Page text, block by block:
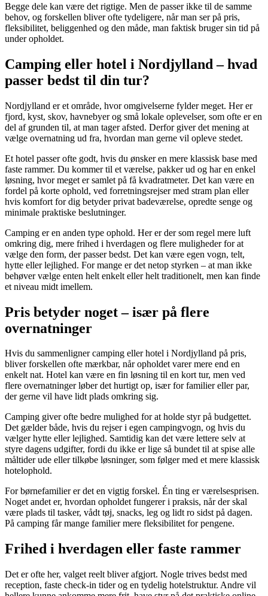
Begge dele kan være det rigtige. Men de passer ikke til de samme
behov, og forskellen bliver ofte tydeligere, når man ser på pris,
fleksibilitet, beliggenhed og den måde, man faktisk bruger sin tid på
under opholdet.
Camping eller hotel i Nordjylland – hvad
passer bedst til din tur?
Nordjylland er et område, hvor omgivelserne fylder meget. Her er
fjord, kyst, skov, havnebyer og små lokale oplevelser, som ofte er en
del af grunden til, at man tager afsted. Derfor giver det mening at
vælge overnatning ud fra, hvordan man gerne vil opleve stedet.
Et hotel passer ofte godt, hvis du ønsker en mere klassisk base med
faste rammer. Du kommer til et værelse, pakker ud og har en enkel
løsning, hvor meget er samlet på få kvadratmeter. Det kan være en
fordel på korte ophold, ved forretningsrejser med stram plan eller
hvis komfort for dig betyder privat badeværelse, opredte senge og
minimale praktiske beslutninger.
Camping er en anden type ophold. Her er der som regel mere luft
omkring dig, mere frihed i hverdagen og flere muligheder for at
vælge den form, der passer bedst. Det kan være egen vogn, telt,
hytte eller lejlighed. For mange er det netop styrken – at man ikke
behøver vælge enten helt enkelt eller helt traditionelt, men kan finde
et niveau midt imellem.
Pris betyder noget – især på flere
overnatninger
Hvis du sammenligner camping eller hotel i Nordjylland på pris,
bliver forskellen ofte mærkbar, når opholdet varer mere end en
enkelt nat. Hotel kan være en fin løsning til en kort tur, men ved
flere overnatninger løber det hurtigt op, især for familier eller par,
der gerne vil have lidt plads omkring sig.
Camping giver ofte bedre mulighed for at holde styr på budgettet.
Det gælder både, hvis du rejser i egen campingvogn, og hvis du
vælger hytte eller lejlighed. Samtidig kan det være lettere selv at
styre dagens udgifter, fordi du ikke er lige så bundet til at spise alle
måltider ude eller tilkøbe løsninger, som følger med et mere klassisk
hotelophold.
For børnefamilier er det en vigtig forskel. Én ting er værelsesprisen.
Noget andet er, hvordan opholdet fungerer i praksis, når der skal
være plads til tasker, vådt tøj, snacks, leg og lidt ro sidst på dagen.
På camping får mange familier mere fleksibilitet for pengene.
Frihed i hverdagen eller faste rammer
Det er ofte her, valget reelt bliver afgjort. Nogle trives bedst med
reception, faste check-in tider og en tydelig hotelstruktur. Andre vil